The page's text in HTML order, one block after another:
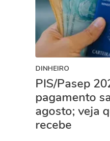
DINHEIRO
PIS/Pasep
pagamento
agosto; veja
recebe